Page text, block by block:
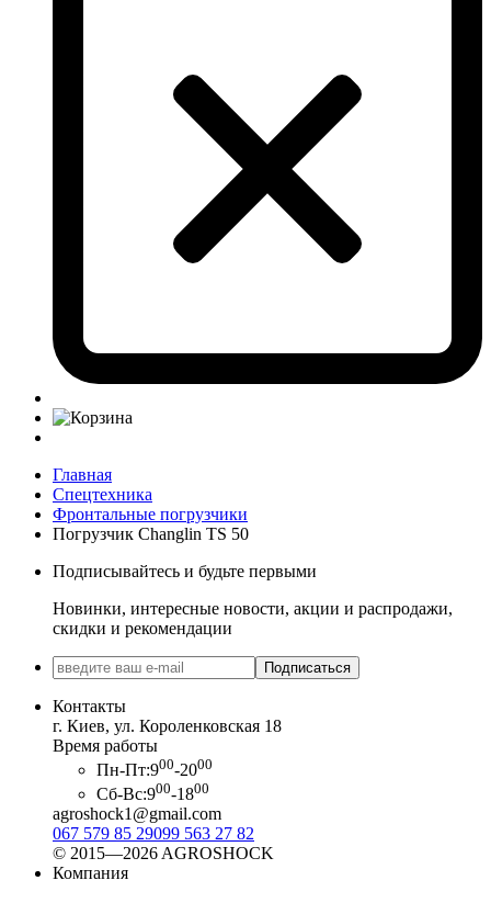
Главная
Спецтехника
Фронтальные погрузчики
Погрузчик Changlin TS 50
Подписывайтесь и будьте первыми
Новинки, интересные новости, акции и распродажи,
скидки и рекомендации
Подписаться
Контакты
г. Киев, ул. Короленковская 18
Время работы
Пн-Пт:900-2000
Сб-Вс:900-1800
agroshock1@gmail.com
067 579 85 29099 563 27 82
© 2015—2026 AGROSHOCK
Компания